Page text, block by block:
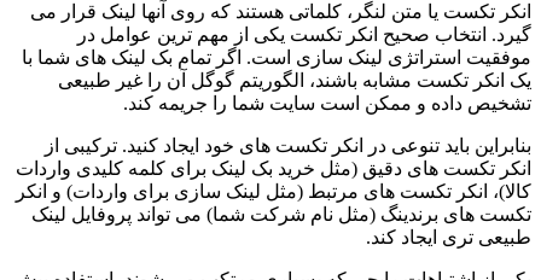
انکر تکست یا متن لنگر، کلماتی هستند که روی آنها لینک قرار می
گیرد. انتخاب صحیح انکر تکست یکی از مهم ترین عوامل در
موفقیت استراتژی لینک سازی است. اگر تمام بک لینک های شما با
یک انکر تکست مشابه باشند، الگوریتم گوگل آن را غیر طبیعی
تشخیص داده و ممکن است سایت شما را جریمه کند.
بنابراین باید تنوعی در انکر تکست های خود ایجاد کنید. ترکیبی از
انکر تکست های دقیق (مثل خرید بک لینک برای کلمه کلیدی واردات
کالا)، انکر تکست های مرتبط (مثل لینک سازی برای واردات) و انکر
تکست های برندینگ (مثل نام شرکت شما) می تواند پروفایل لینک
طبیعی تری ایجاد کند.